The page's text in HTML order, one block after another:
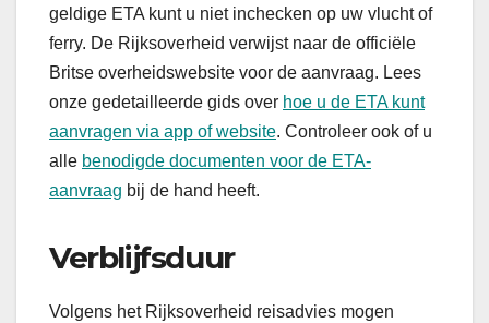
geldige ETA kunt u niet inchecken op uw vlucht of
ferry. De Rijksoverheid verwijst naar de officiële
Britse overheidswebsite voor de aanvraag. Lees
onze gedetailleerde gids over hoe u de ETA kunt
aanvragen via app of website. Controleer ook of u
alle benodigde documenten voor de ETA-
aanvraag bij de hand heeft.
Verblijfsduur
Volgens het Rijksoverheid reisadvies mogen